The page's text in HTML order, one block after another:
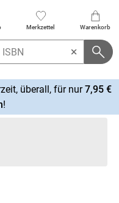
Merkzettel Warenkorb
überall, für nur7,95 €
!